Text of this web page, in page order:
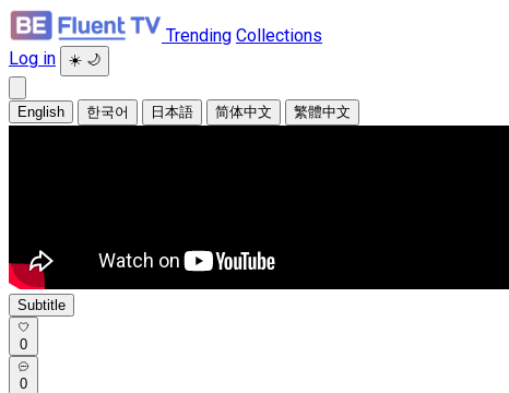
Trending Collections
Log in
☀️ 🌙
English 한국어 日本語 简体中文 繁體中文
Subtitle
0
0